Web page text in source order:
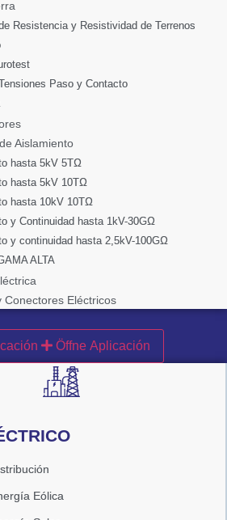
Resistencia y Resistividad de Terrenos
Paso y Contacto
Aislamiento
hasta 5kV 5TΩ
hasta 5kV 10TΩ
hasta 10kV 10TΩ
y Continuidad hasta 1kV-30GΩ
y continuidad hasta 2,5kV-100GΩ
ALTA
Conectores Eléctricos
Öffne Aplicación
Eólica